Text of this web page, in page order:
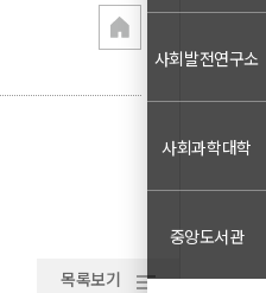
목록보기
사회발전연구소
사회과학대학
중앙도서관